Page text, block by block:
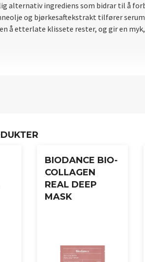
alternativ ingrediens som bidrar til å
og bjørkesaftekstrakt tilfører
å etterlate klissete rester, og gir en
jevnt over renset ansikt og hals.
effekten av anti-aging pleien.
BIODANCE BIO-
COLLAGEN
REAL DEEP
MASK